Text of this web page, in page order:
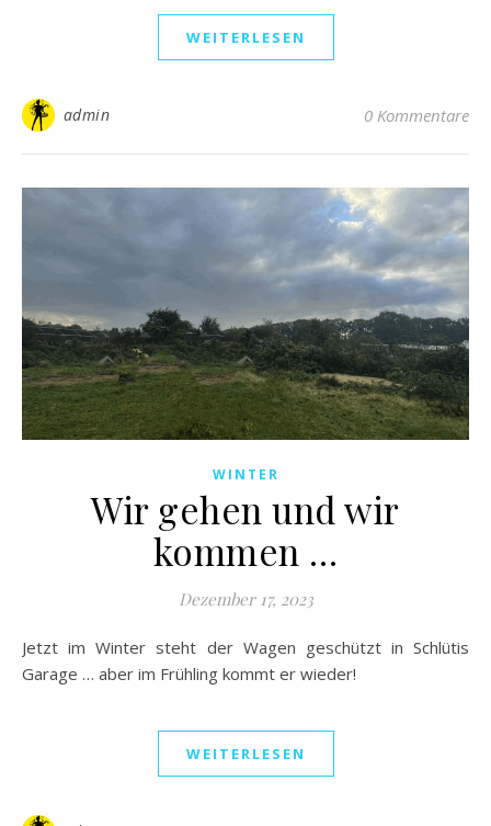
WEITERLESEN
admin 0 Kommentare
WINTER
Wir gehen und wir
kommen …
Dezember 17, 2023
Jetzt im Winter steht der Wagen geschützt in Schlütis
Garage … aber im Frühling kommt er wieder!
WEITERLESEN